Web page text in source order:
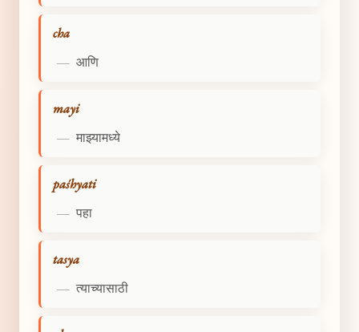
cha
— आणि
mayi
— माझ्यामध्ये
paśhyati
— पहा
tasya
— त्याच्यासाठी